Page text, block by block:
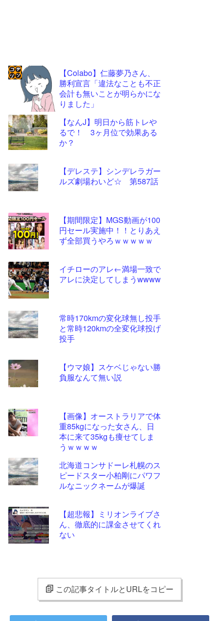
【Colabo】仁藤夢乃さん、
勝利宣言「違法なことも不正
会計も無いことが明らかにな
りました」
【なんJ】明日から筋トレや
るで！ 3ヶ月位で効果ある
か？
【デレステ】シンデレラガー
ルズ劇場わいど☆ 第587話
【期間限定】MGS動画が100
円セール実施中！！とりあえ
ず全部買うやろｗｗｗｗｗ
イチローのアレ←満場一致で
アレに決定してしまうwwww
常時170kmの変化球無し投手
と常時120kmの全変化球投げ
投手
【ウマ娘】スケベじゃない勝
負服なんて無い説
【画像】オーストラリアで体
重85kgになった女さん、日
本に来て35kgも痩せてしま
うｗｗｗｗ
北海道コンサドーレ札幌のス
ピードスター小柏剛にパワフ
ルなニックネームが爆誕
【超悲報】ミリオンライブさ
ん、徹底的に課金させてくれ
ない
- 固
定リ
ンク
更新
ツー
この記事タイトルとURLをコピー